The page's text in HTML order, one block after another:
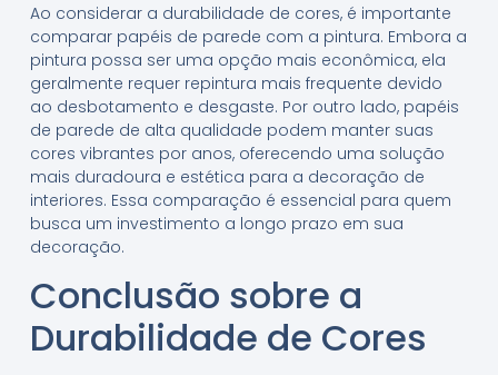
Ao considerar a durabilidade de cores, é importante
comparar papéis de parede com a pintura. Embora a
pintura possa ser uma opção mais econômica, ela
geralmente requer repintura mais frequente devido
ao desbotamento e desgaste. Por outro lado, papéis
de parede de alta qualidade podem manter suas
cores vibrantes por anos, oferecendo uma solução
mais duradoura e estética para a decoração de
interiores. Essa comparação é essencial para quem
busca um investimento a longo prazo em sua
decoração.
Conclusão sobre a
Durabilidade de Cores